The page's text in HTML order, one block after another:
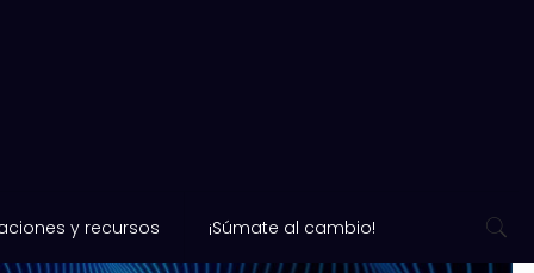
y recursos ¡Súmate al cambio!